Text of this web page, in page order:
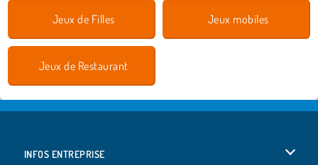
Jeux de Filles Jeux mobiles
Jeux de Restaurant
INFOS ENTREPRISE